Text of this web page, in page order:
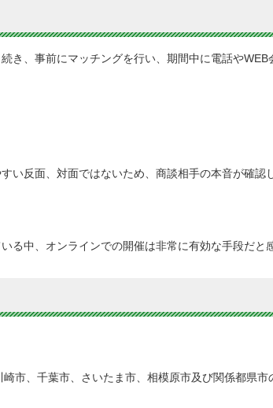
き、事前にマッチングを行い、期間中に電話や
い反面、対面ではないため、商談相手の本音が確認
る中、オンラインでの開催は非常に有効な手段だと
市、千葉市、さいたま市、相模原市及び関係都県市